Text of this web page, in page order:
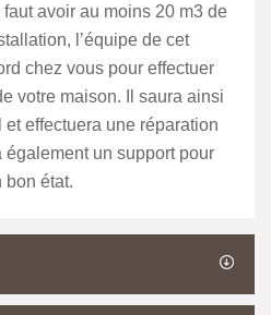
avoir au moins 20 m3 de
l’équipe de cet
chez vous pour effectuer
votre maison. Il saura ainsi
effectuera une réparation
un support pour
bon état.